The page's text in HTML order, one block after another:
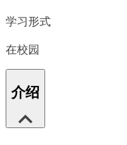
学习形式
在校园
介绍